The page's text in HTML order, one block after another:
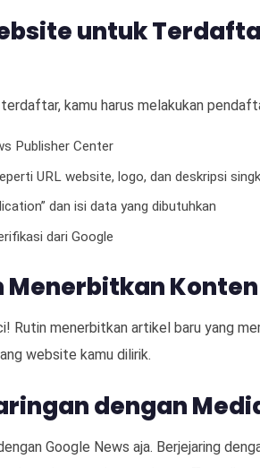
untuk
kamu harus melakukan
Publisher Center
URL website, logo, dan deskripsi
dan isi data yang dibutuhkan
dari Google
Menerbitkan
Rutin menerbitkan artikel baru yang
website kamu dilirik.
dengan
Google News aja. Berjejaring